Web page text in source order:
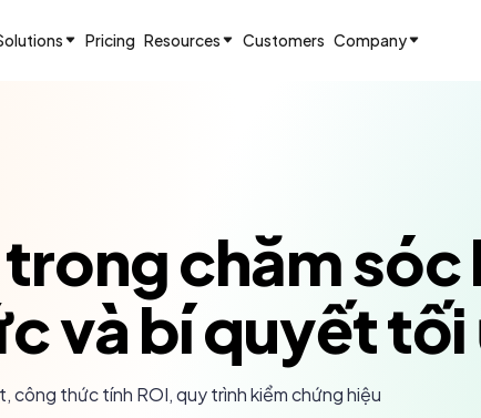
Pricing Resources Customers Company
chăm sóc
và bí quyết tối
công thức tính ROI, quy trình kiểm chứng hiệu